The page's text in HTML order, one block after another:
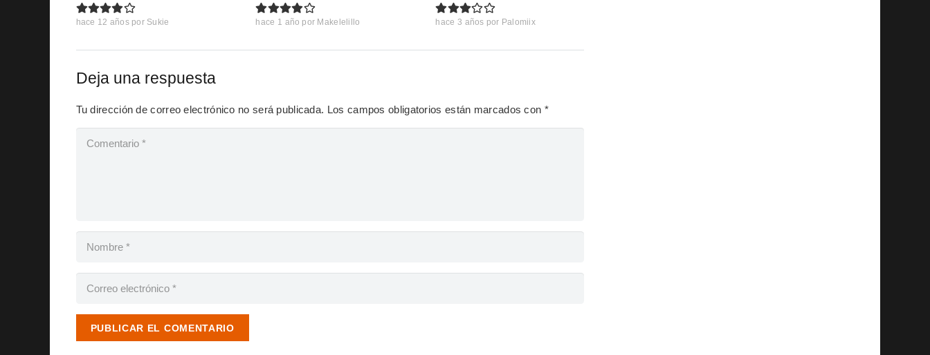
hace 12 años por Sukie hace 1 año por Makelelillo hace 3 años por Palomiix
Deja una respuesta
Tu dirección de correo electrónico no será publicada. Los campos obligatorios están marcados con *
PUBLICAR EL COMENTARIO